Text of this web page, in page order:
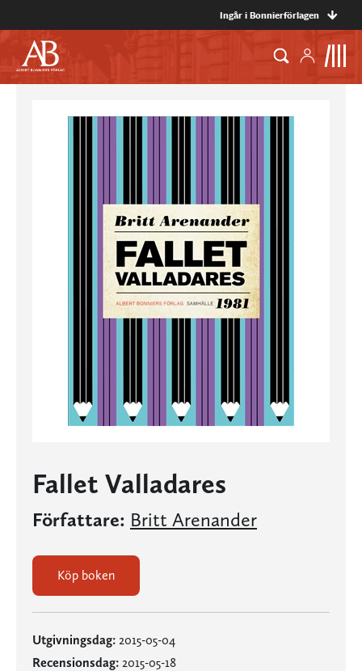
Ingår i Bonnierförlagen
Fallet Valladares
Författare: Britt Arenander
Köp boken
Utgivningsdag: 2015-05-04
Recensionsdag: 2015-05-18